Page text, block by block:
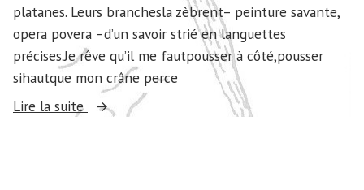
platanes. Leurs branchesla zèbrent– peinture savante,
opera povera –d’un savoir strié en languettes
précises.Je rêve qu’il me fautpousser à côté,pousser
sihautque mon crâne perce
Lire la suite
« Janvier »